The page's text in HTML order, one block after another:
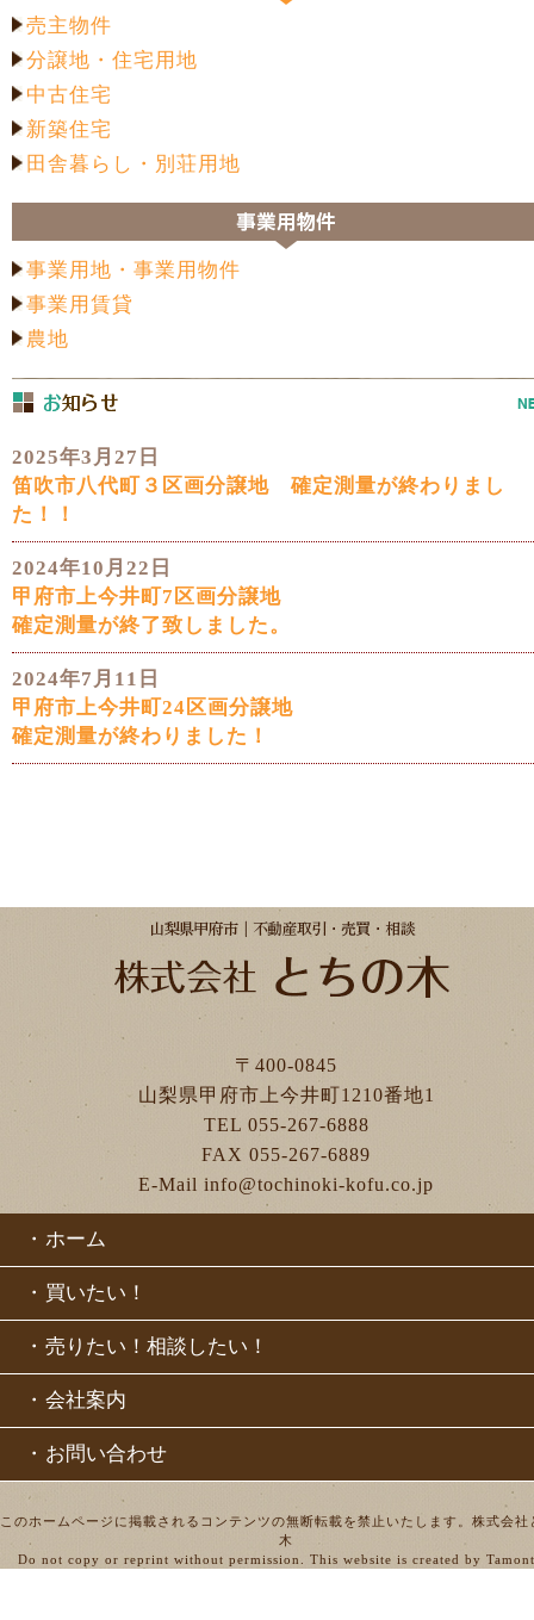
売主物件
分譲地・住宅用地
中古住宅
新築住宅
田舎暮らし・別荘用地
事業用地・事業用物件
事業用賃貸
農地
2025年3月27日
笛吹市八代町３区画分譲地 確定測量が終わりまし
た！！
2024年10月22日
甲府市上今井町7区画分譲地
確定測量が終了致しました。
2024年7月11日
甲府市上今井町24区画分譲地
確定測量が終わりました！
〒400-0845
山梨県甲府市上今井町1210番地1
TEL 055-267-6888
FAX 055-267-6889
E-Mail info@tochinoki-kofu.co.jp
・ ホーム
・ 買いたい！
・ 売りたい！相談したい！
・ 会社案内
・ お問い合わせ
このホームページに掲載されるコンテンツの無断転載を禁止いたします。株式会社
木
Do not copy or reprint without permission. This website is created by